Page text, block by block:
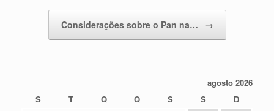
Considerações sobre o Pan na… →
agosto 2026
S
T Q Q S S
D